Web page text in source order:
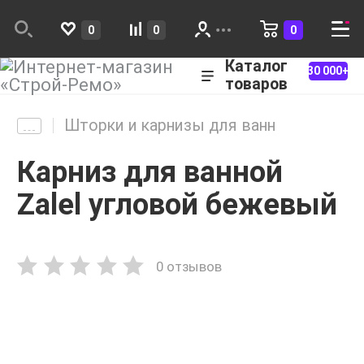
0 0 0
Каталог
товаров
30 000+
Шторки и карнизы для ванн
Карниз для ванной
Zalel угловой бежевый
0 отзывов